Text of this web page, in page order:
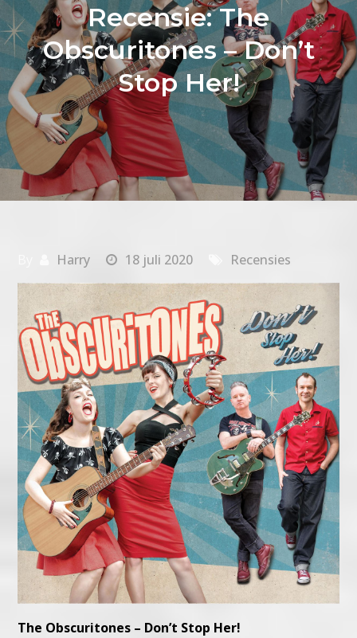
Recensie: The
Obscuritones – Don’t
Stop Her!
Harry 18 juli 2020 Recensies
The Obscuritones – Don’t Stop Her!